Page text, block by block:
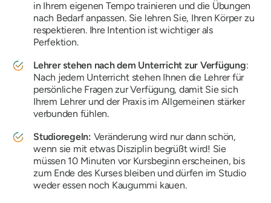
in Ihrem eigenen Tempo trainieren und die Übungen
nach Bedarf anpassen. Sie lehren Sie, Ihren Körper zu
respektieren. Ihre Intention ist wichtiger als
Perfektion.
Lehrer stehen nach dem Unterricht zur Verfügung:
Nach jedem Unterricht stehen Ihnen die Lehrer für
persönliche Fragen zur Verfügung, damit Sie sich
Ihrem Lehrer und der Praxis im Allgemeinen stärker
verbunden fühlen.
Studioregeln: Veränderung wird nur dann schön,
wenn sie mit etwas Disziplin begrüßt wird! Sie
müssen 10 Minuten vor Kursbeginn erscheinen, bis
zum Ende des Kurses bleiben und dürfen im Studio
weder essen noch Kaugummi kauen.